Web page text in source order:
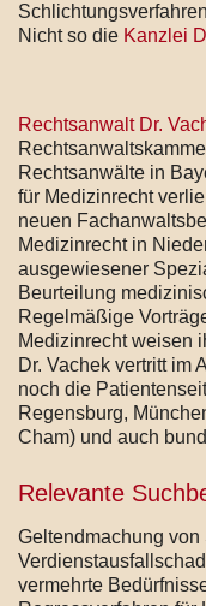
Nicht so die Kanzlei
Rechtsanwalt Dr.
Rechtsanwälte in
für Medizinrecht
neuen
Medizinrecht in
ausgewiesener
Beurteilung
Regelmäßige
Medizinrecht weisen
Dr. Vachek vertritt im
noch die
Regensburg,
Cham) und auch
Relevante
Geltendmachung
vermehrte